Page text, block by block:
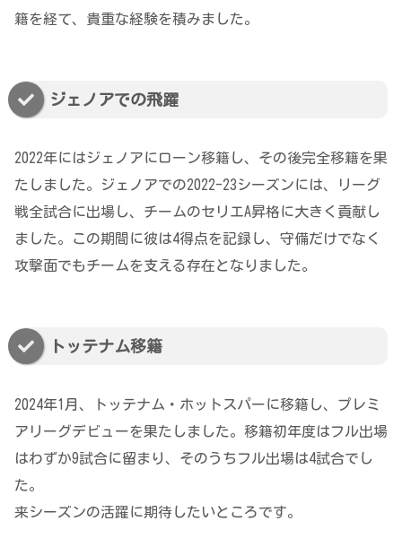
籍を経て、貴重な経験を積みました。
ジェノアでの飛躍
2022年にはジェノアにローン移籍し、その後完全移籍を果
たしました。ジェノアでの2022-23シーズンには、リーグ
戦全試合に出場し、チームのセリエA昇格に大きく貢献し
ました。この期間に彼は4得点を記録し、守備だけでなく
攻撃面でもチームを支える存在となりました。
トッテナム移籍
2024年1月、トッテナム・ホットスパーに移籍し、プレミ
アリーグデビューを果たしました。移籍初年度はフル出場
はわずか9試合に留まり、そのうちフル出場は4試合でし
た。
来シーズンの活躍に期待したいところです。